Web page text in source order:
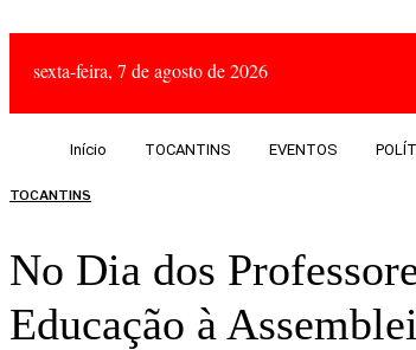
sexta-feira, 7 de agosto de 2026
Início TOCANTINS EVENTOS
TOCANTINS
No Dia dos
Educação à